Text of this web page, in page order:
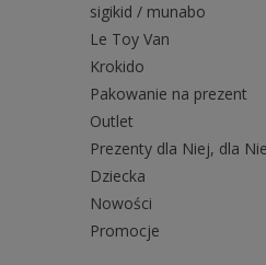
sigikid / munabo
Le Toy Van
Krokido
Pakowanie na prezent
Outlet
Prezenty dla Niej, dla
Dziecka
Nowości
Promocje